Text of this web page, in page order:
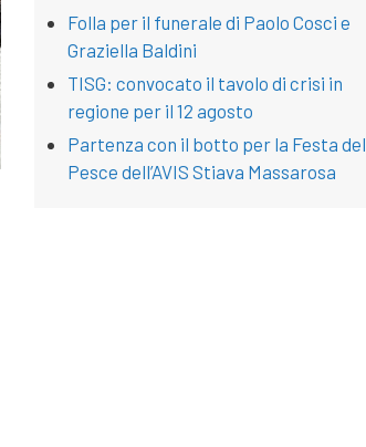
Folla per il funerale di Paolo Cosci e
Graziella Baldini
TISG: convocato il tavolo di crisi in
regione per il 12 agosto
Partenza con il botto per la Festa del
Pesce dell’AVIS Stiava Massarosa